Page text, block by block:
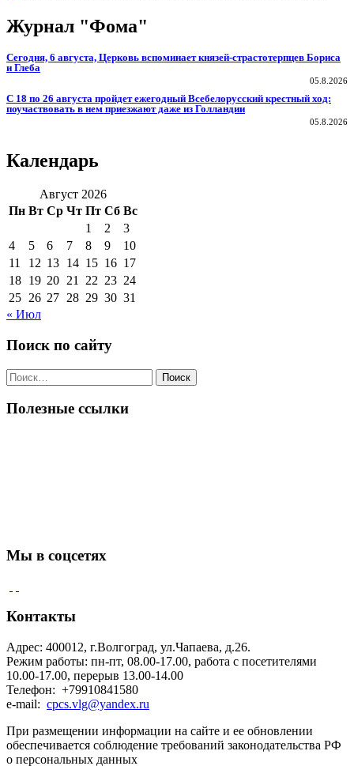
Журнал "Фома"
Сегодня, 6 августа, Церковь вспоминает князей-страстотерпцев Бориса
и Глеба
05.8.2026
С 18 по 26 августа пройдет ежегодный Всебелорусский крестный ход:
поучаствовать в нем приезжают даже из Голландии
05.8.2026
Календарь
Август 2026
Пн Вт Ср Чт Пт Сб Вс
1
2
3
4
5 6 7 8 9
10
11
12 13 14 15 16 17
18 19 20 21 22 23 24
25 26 27 28 29 30 31
« Июл
Поиск по сайту
Поиск
по:
Полезные ссылки
Мы в соцсетях
Контакты
Адрес: 400012, г.Волгоград, ул.Чапаева, д.26.
Режим работы: пн-пт, 08.00-17.00, работа с посетителями
10.00-17.00, перерыв 13.00-14.00
Телефон: +79910841580
e-mail: cpcs.vlg@yandex.ru
При размещении информации на сайте и ее обновлении
обеспечивается соблюдение требований законодательства РФ
о персональных данных